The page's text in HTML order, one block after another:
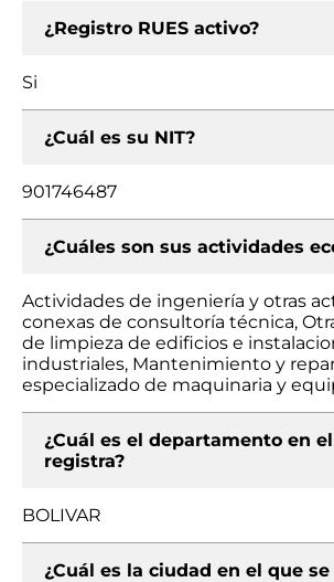
¿Registro RUES activo?
Si
¿Cuál es su NIT?
901746487
¿Cuáles son sus actividades
Actividades de ingeniería y otras
conexas de consultoría técnica,
de limpieza de edificios e
industriales, Mantenimiento y
especializado de maquinaria y
¿Cuál es el departamento en
registra?
BOLIVAR
¿Cuál es la ciudad en el que